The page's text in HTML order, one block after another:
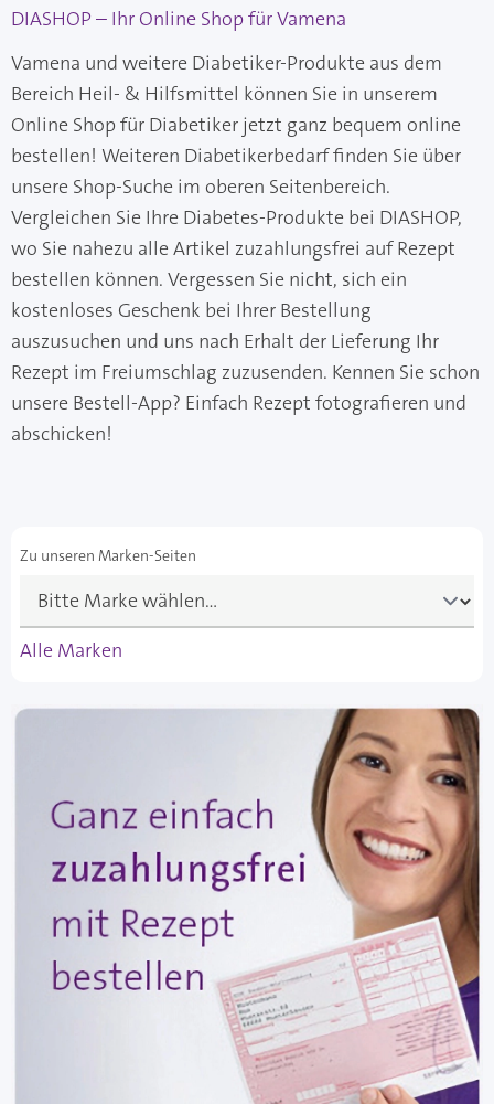
DIASHOP – Ihr Online Shop für Vamena
Vamena und weitere Diabetiker-Produkte aus dem
Bereich Heil- & Hilfsmittel können Sie in unserem
Online Shop für Diabetiker jetzt ganz bequem online
bestellen! Weiteren Diabetikerbedarf finden Sie über
unsere Shop-Suche im oberen Seitenbereich.
Vergleichen Sie Ihre Diabetes-Produkte bei DIASHOP,
wo Sie nahezu alle Artikel zuzahlungsfrei auf Rezept
bestellen können. Vergessen Sie nicht, sich ein
kostenloses Geschenk bei Ihrer Bestellung
auszusuchen und uns nach Erhalt der Lieferung Ihr
Rezept im Freiumschlag zuzusenden. Kennen Sie schon
unsere Bestell-App? Einfach Rezept fotografieren und
abschicken!
Zu unseren Marken-Seiten
Alle Marken